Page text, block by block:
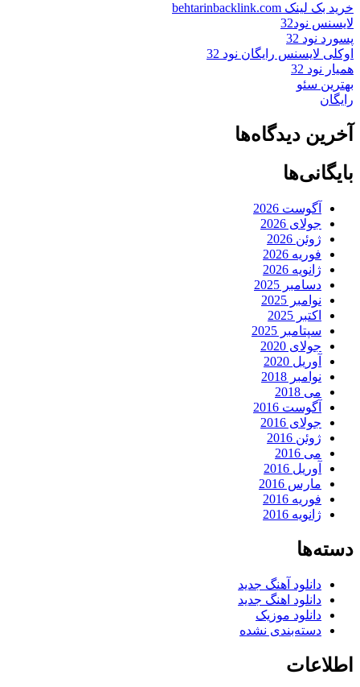
خرید بک لینک behtarinbacklink.com
لایسنس نود32
پسورد نود 32
اوکلی لایسنس رایگان نود 32
همیار نود 32
بهترین سئو
رایگان
آخرین دیدگاه‌ها
بایگانی‌ها
آگوست 2026
جولای 2026
ژوئن 2026
فوریه 2026
ژانویه 2026
دسامبر 2025
نوامبر 2025
اکتبر 2025
سپتامبر 2025
جولای 2020
آوریل 2020
نوامبر 2018
می 2018
آگوست 2016
جولای 2016
ژوئن 2016
می 2016
آوریل 2016
مارس 2016
فوریه 2016
ژانویه 2016
دسته‌ها
دانلود آهنگ جدید
دانلود اهنگ جدید
دانلود موزیک
دسته‌بندی نشده
اطلاعات